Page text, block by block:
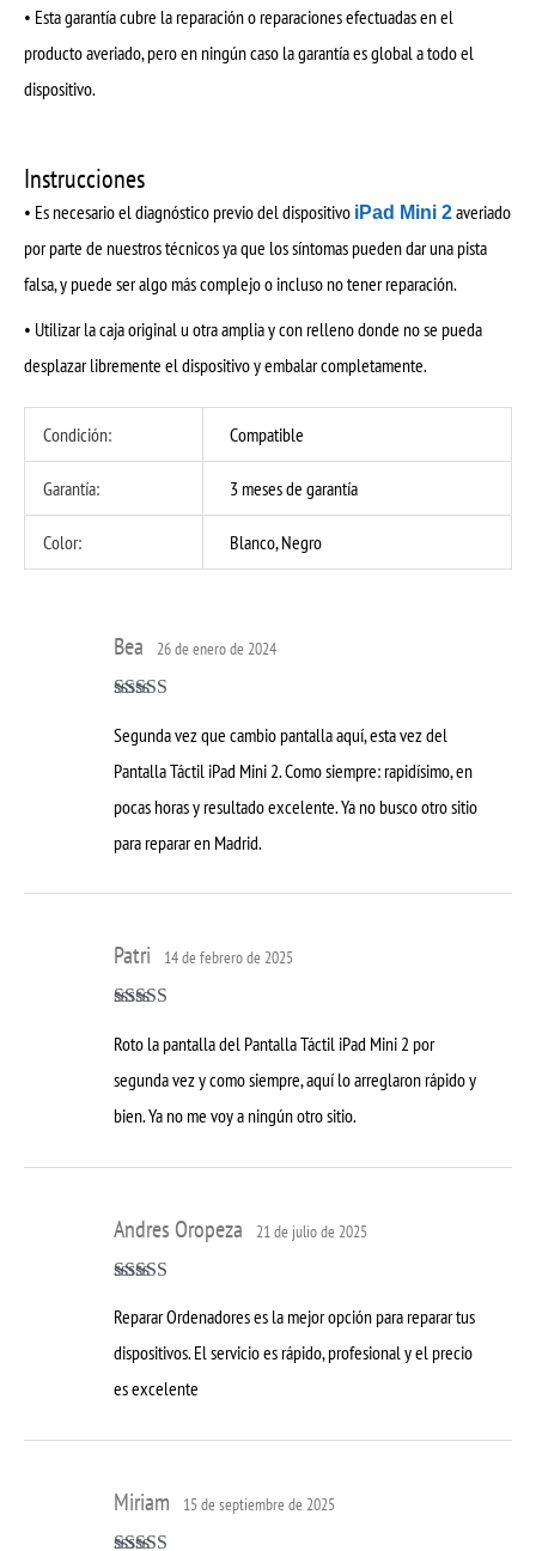
• Esta garantía cubre la reparación o reparaciones efectuadas en el
producto averiado, pero en ningún caso la garantía es global a todo el
dispositivo.
Instrucciones
• Es necesario el diagnóstico previo del dispositivo iPad Mini 2averiado
por parte de nuestros técnicos ya que los síntomas pueden dar una pista
falsa, y puede ser algo más complejo o incluso no tener reparación.
• Utilizar la caja original u otra amplia y con relleno donde no se pueda
desplazar libremente el dispositivo y embalar completamente.
Condición: Compatible
Garantía: 3 meses de garantía
Color: Blanco, Negro
5de 5
Bea 26 de enero de 2024
Segunda vez que cambio pantalla aquí, esta vez del
Pantalla Táctil iPad Mini 2. Como siempre: rapidísimo, en
pocas horas y resultado excelente. Ya no busco otro sitio
para reparar en Madrid.
5de 5
Patri 14 de febrero de 2025
Roto la pantalla del Pantalla Táctil iPad Mini 2 por
segunda vez y como siempre, aquí lo arreglaron rápido y
bien. Ya no me voy a ningún otro sitio.
5de 5
Andres Oropeza 21 de julio de 2025
Reparar Ordenadores es la mejor opción para reparar tus
dispositivos. El servicio es rápido, profesional y el precio
es excelente
Miriam 15 de septiembre de 2025